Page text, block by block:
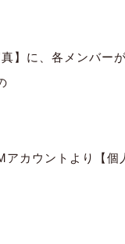
】に、各メンバー
カウントより【個